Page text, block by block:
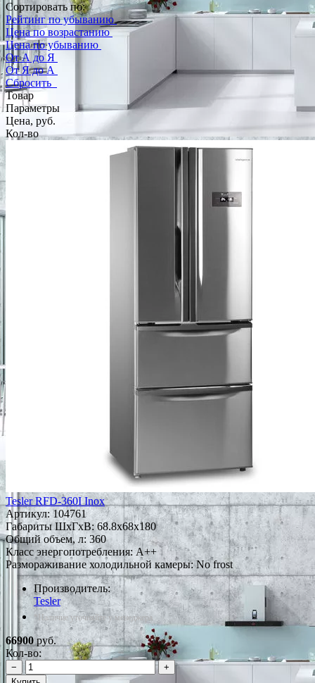
Сортировать по:
Рейтинг по убыванию
Цена по возрастанию
Цена по убыванию
От А до Я
От Я до А
Сбросить
Товар
Параметры
Цена, руб.
Кол-во
Tesler RFD-360I Inox
Артикул:104761
Габариты ШxГxВ: 68.8x68x180
Общий объем, л: 360
Класс энергопотребления: A++
Размораживание холодильной камеры: No frost
Производитель:
Tesler
*Наличие уточняйте у менеджера
66900руб.
Кол-во:
−
+